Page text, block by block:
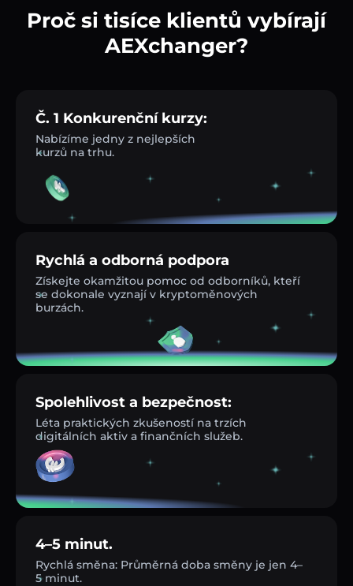
Proč si tisíce klientů vybírají
AEXchanger?
Č. 1 Konkurenční kurzy:
Nabízíme jedny z nejlepších
kurzů na trhu.
Rychlá a odborná podpora
Získejte okamžitou pomoc od odborníků, kteří
se dokonale vyznají v kryptoměnových
burzách.
Spolehlivost a bezpečnost:
Léta praktických zkušeností na trzích
digitálních aktiv a finančních služeb.
4–5 minut.
Rychlá směna: Průměrná doba směny je jen 4–
5 minut.